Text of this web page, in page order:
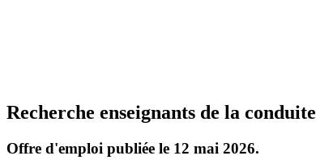
Recherche enseignants de la conduite
Offre d'emploi publiée le 12 mai 2026.